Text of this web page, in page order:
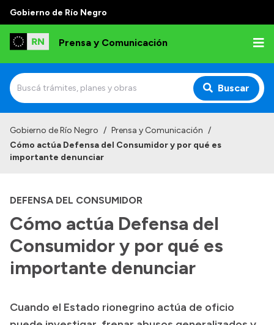
Gobierno de Río Negro
Prensa y Comunicación
Buscar
Institucional
Referentes de prensa
Archivo de noticias
Transparencia
Boletín Oficial
Gobierno de Río Negro / Prensa y Comunicación /
Cómo actúa Defensa del Consumidor y por qué es
importante denunciar
DEFENSA DEL CONSUMIDOR
Cómo actúa Defensa del
Consumidor y por qué es
importante denunciar
Cuando el Estado rionegrino actúa de oficio